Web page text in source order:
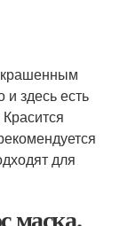
здесь есть
для